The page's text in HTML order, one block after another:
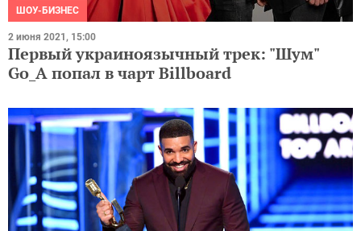
ШОУ-БИЗНЕС
2 июня 2021, 15:00
Первый украиноязычный трек: "Шум"
Go_A попал в чарт Billboard